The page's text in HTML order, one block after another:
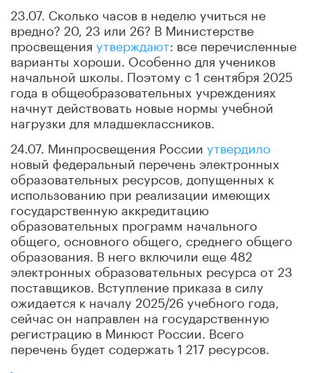
23.07. Сколько часов в неделю учиться не
вредно? 20, 23 или 26? В Министерстве
просвещения утверждают: все перечисленные
варианты хороши. Особенно для учеников
начальной школы. Поэтому с 1 сентября 2025
года в общеобразовательных учреждениях
начнут действовать новые нормы учебной
нагрузки для младшеклассников.
24.07. Минпросвещения России утвердило
новый федеральный перечень электронных
образовательных ресурсов, допущенных к
использованию при реализации имеющих
государственную аккредитацию
образовательных программ начального
общего, основного общего, среднего общего
образования. В него включили еще 482
электронных образовательных ресурса от 23
поставщиков. Вступление приказа в силу
ожидается к началу 2025/26 учебного года,
сейчас он направлен на государственную
регистрацию в Минюст России. Всего
перечень будет содержать 1 217 ресурсов.